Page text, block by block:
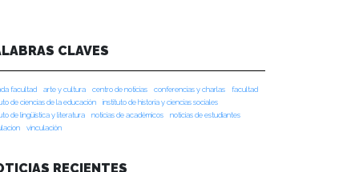
CLAVES
facultad arte y cultura centro de noticias conferencias y charlas
facultad
de ciencias de la educación
instituto de historia y ciencias sociales
de lingüística y literatura
noticias de académicos
noticias de estudiantes
vinculación
RECIENTES